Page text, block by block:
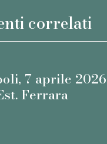
correlati
7 aprile
Ferrara